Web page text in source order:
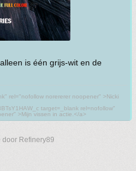
is één grijs-wit en de
rel="nofollow norererer noopener" >Nicki
target=_blank rel=nofollow"
>Mijn vissen in actie.</a>
Refinery89